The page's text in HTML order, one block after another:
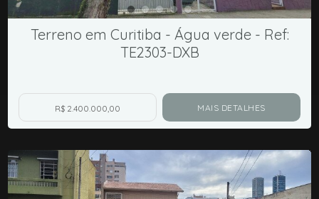
Terreno em Curitiba - Água verde - Ref:
TE2303-DXB
R$ 2.400.000,00 MAIS DETALHES